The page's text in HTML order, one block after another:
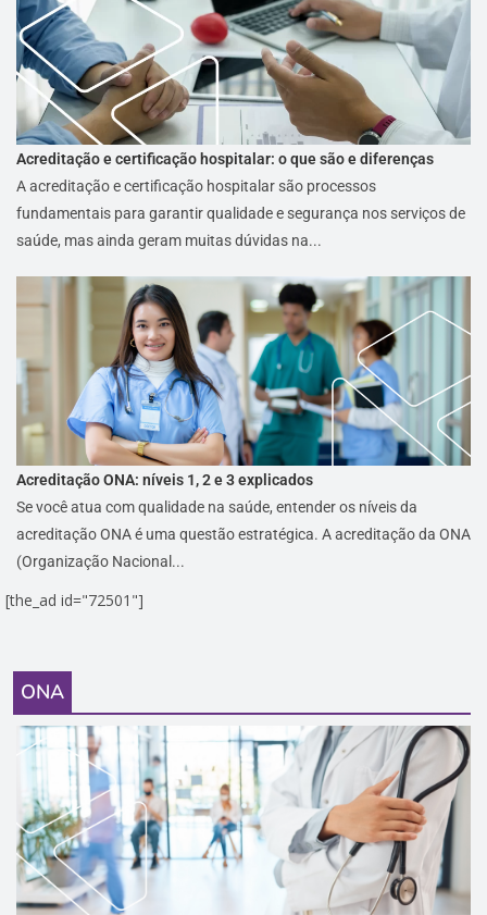
Acreditação e certificação hospitalar: o que são e diferenças
A acreditação e certificação hospitalar são processos
fundamentais para garantir qualidade e segurança nos serviços de
saúde, mas ainda geram muitas dúvidas na...
Acreditação ONA: níveis 1, 2 e 3 explicados
Se você atua com qualidade na saúde, entender os níveis da
acreditação ONA é uma questão estratégica. A acreditação da ONA
(Organização Nacional...
[the_ad id="72501"]
ONA